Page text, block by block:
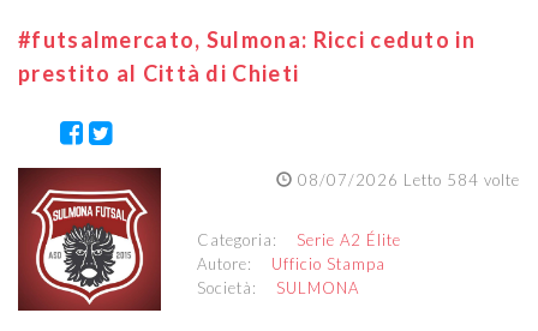
#futsalmercato, Sulmona: Ricci ceduto in
prestito al Città di Chieti
08/07/2026 Letto 584 volte
Categoria: Serie A2 Élite
Autore: Ufficio Stampa
Società: SULMONA